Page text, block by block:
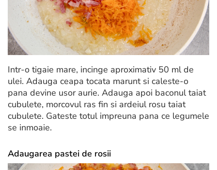
Intr-o tigaie mare, incinge aproximativ 50 ml de
ulei. Adauga ceapa tocata marunt si caleste-o
pana devine usor aurie. Adauga apoi baconul taiat
cubulete, morcovul ras fin si ardeiul rosu taiat
cubulete. Gateste totul impreuna pana ce legumele
se inmoaie.
Adaugarea pastei de rosii